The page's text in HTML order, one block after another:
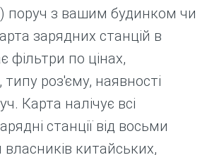
поруч з вашим будинком чи
зарядних станцій в
фільтри по цінах,
типу роз'єму, наявності
Карта налічує всі
станції від восьми
власників китайських,